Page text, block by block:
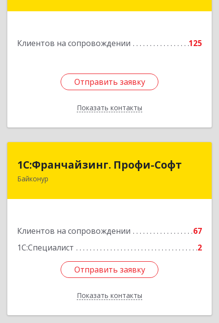
Клиентов на сопровождении 125
Отправить заявку
Показать контакты
Отправить заявку
Назад
1С:Франчайзинг. Профи-Софт
Байконур
Клиентов на сопровождении
67
1С:Специалист
2
Отправить заявку
Показать контакты
1С:Франчайзинг. Профи-Софт
468320, Байконур г, Ленина ул, дом № 10,
Отправить заявку
Назад